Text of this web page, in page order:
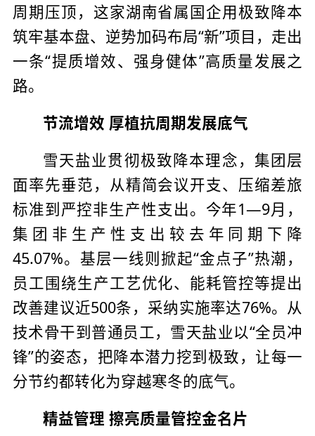
周期压顶，这家湖南省属国企用极致降本
筑牢基本盘、逆势加码布局“新”项目，走出
一条“提质增效、强身健体”高质量发展之
路。
节流增效 厚植抗周期发展底气
雪天盐业贯彻极致降本理念，集团层
面率先垂范，从精简会议开支、压缩差旅
标准到严控非生产性支出。今年1—9月，
集团非生产性支出较去年同期下降
45.07%。基层一线则掀起“金点子”热潮，
员工围绕生产工艺优化、能耗管控等提出
改善建议近500条，采纳实施率达76%。从
技术骨干到普通员工，雪天盐业以“全员冲
锋”的姿态，把降本潜力挖到极致，让每一
分节约都转化为穿越寒冬的底气。
精益管理 擦亮质量管控金名片